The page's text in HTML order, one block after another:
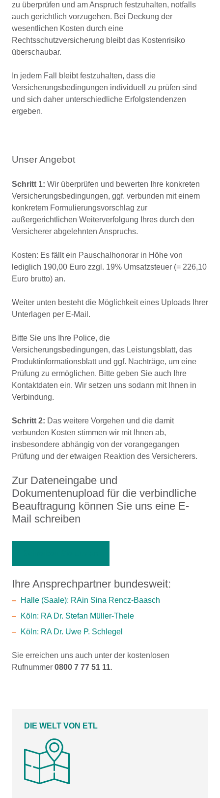
zu überprüfen und am Anspruch festzuhalten, notfalls
auch gerichtlich vorzugehen. Bei Deckung der
wesentlichen Kosten durch eine
Rechtsschutzversicherung bleibt das Kostenrisiko
überschaubar.
In jedem Fall bleibt festzuhalten, dass die
Versicherungsbedingungen individuell zu prüfen sind
und sich daher unterschiedliche Erfolgstendenzen
ergeben.
Unser Angebot
Schritt 1: Wir überprüfen und bewerten Ihre konkreten
Versicherungsbedingungen, ggf. verbunden mit einem
konkretem Formulierungsvorschlag zur
außergerichtlichen Weiterverfolgung Ihres durch den
Versicherer abgelehnten Anspruchs.
Kosten: Es fällt ein Pauschalhonorar in Höhe von
lediglich 190,00 Euro zzgl. 19% Umsatzsteuer (= 226,10
Euro brutto) an.
Weiter unten besteht die Möglichkeit eines Uploads Ihrer
Unterlagen per E-Mail.
Bitte Sie uns Ihre Police, die
Versicherungsbedingungen, das Leistungsblatt, das
Produktinformationsblatt und ggf. Nachträge, um eine
Prüfung zu ermöglichen. Bitte geben Sie auch Ihre
Kontaktdaten ein. Wir setzen uns sodann mit Ihnen in
Verbindung.
Schritt 2: Das weitere Vorgehen und die damit
verbunden Kosten stimmen wir mit Ihnen ab,
insbesondere abhängig von der vorangegangen
Prüfung und der etwaigen Reaktion des Versicherers.
Zur Dateneingabe und
Dokumentenupload für die verbindliche
Beauftragung können Sie uns eine E-
Mail schreiben
Ihre Ansprechpartner bundesweit:
Halle (Saale): RAin Sina Rencz-Baasch
Köln: RA Dr. Stefan Müller-Thele
Köln: RA Dr. Uwe P. Schlegel
Sie erreichen uns auch unter der kostenlosen
Rufnummer 0800 7 77 51 11.
DIE WELT VON ETL